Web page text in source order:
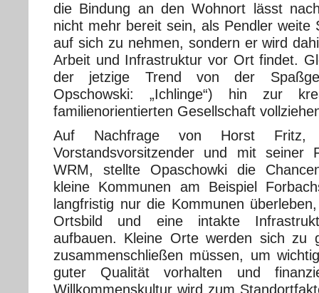
die Bindung an den Wohnort lässt
nicht mehr bereit sein, als Pendler weite
auf sich zu nehmen, sondern er wird
Arbeit und Infrastruktur vor Ort findet.
der jetzige Trend von der
Opschowski: „Ichlinge“) hin zur
familienorientierten Gesellschaft
Auf Nachfrage von Horst Fritz,
Vorstandsvorsitzender und mit seiner
WRM, stellte Opaschowki die
kleine Kommunen am Beispiel
langfristig nur die Kommunen
Ortsbild und eine intakte
aufbauen. Kleine Orte werden sich zu
zusammenschließen müssen, um
guter Qualität vorhalten und
Willkommenskultur wird zum